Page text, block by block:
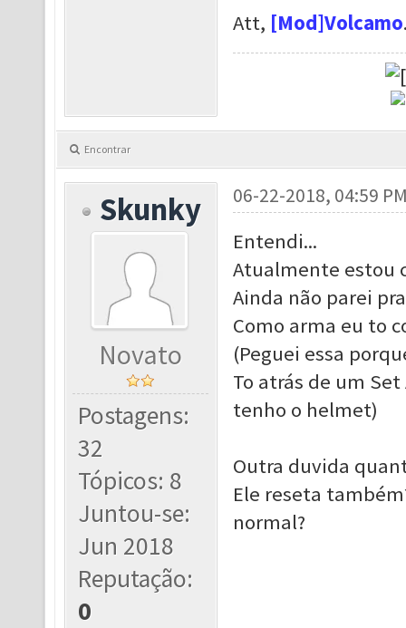
Att, [Mod]Volcamo
Encontrar
Skunky
Novato
Postagens:
32
Tópicos: 8
Juntou-se:
Jun 2018
Reputação:
0
06-22-2018, 04:59
Entendi...
Atualmente estou
Ainda não parei
Como arma eu to
(Peguei essa
To atrás de um
tenho o helmet)
Outra duvida
Ele reseta
normal?